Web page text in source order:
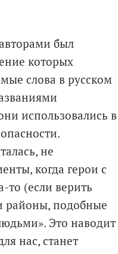
был
которых
слова в русском
использовались в
не
когда герои с
то (если верить
районы, подобные
Это наводит
нас, станет